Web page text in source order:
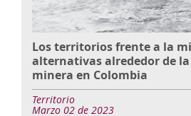
Los territorios frente a la
alternativas alrededor de
minera en Colombia
Territorio
Marzo 02 de 2023